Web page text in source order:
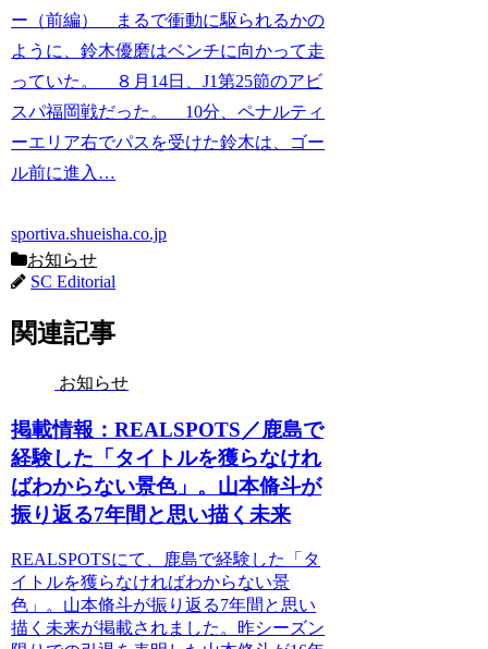
ー（前編） まるで衝動に駆られるかの
ように、鈴木優磨はベンチに向かって走
っていた。 ８月14日、J1第25節のアビ
スパ福岡戦だった。 10分、ペナルティ
ーエリア右でパスを受けた鈴木は、ゴー
ル前に進入…
sportiva.shueisha.co.jp
お知らせ
SC Editorial
関連記事
お知らせ
掲載情報：REALSPOTS／鹿島で
経験した「タイトルを獲らなけれ
ばわからない景色」。山本脩斗が
振り返る7年間と思い描く未来
REALSPOTSにて、鹿島で経験した「タ
イトルを獲らなければわからない景
色」。山本脩斗が振り返る7年間と思い
描く未来が掲載されました。昨シーズン